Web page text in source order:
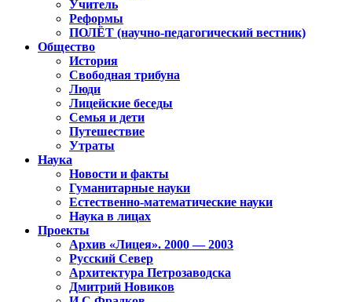
Учитель
Реформы
ПОЛЁТ (научно-педагогический вестник)
Общество
История
Свободная трибуна
Люди
Лицейские беседы
Семья и дети
Путешествие
Утраты
Наука
Новости и факты
Гуманитарные науки
Естественно-математические науки
Наука в лицах
Проекты
Архив «Лицея». 2000 — 2003
Русский Север
Архитектура Петрозаводска
Дмитрий Новиков